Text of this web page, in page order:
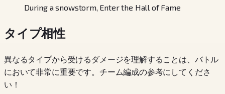
During a snowstorm, Enter the Hall of Fame
タイプ相性
異なるタイプから受けるダメージを理解することは、バトル
において非常に重要です。チーム編成の参考にしてくださ
い！